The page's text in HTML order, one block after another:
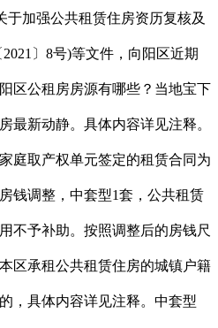
于加强公共租赁住房资历复核及
〕8号)等文件，向阳区近期
区公租房房源有哪些？当地宝下
最新动静。具体内容详见注释。
庭取产权单元签定的租赁合同为
钱调整，中套型1套，公共租赁
不予补助。按照调整后的房钱尺
区承租公共租赁住房的城镇户籍
，具体内容详见注释。中套型